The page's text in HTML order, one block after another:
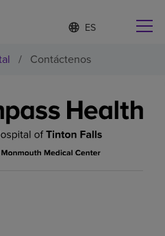
Lista
de
contraída
d
o
s
e
e
c
/ Contáctenos